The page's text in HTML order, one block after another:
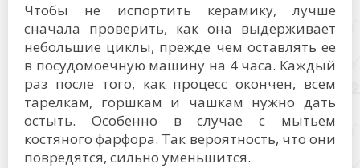
Чтобы не испортить керамику, лучше
сначала проверить, как она выдерживает
небольшие циклы, прежде чем оставлять ее
в посудомоечную машину на 4 часа. Каждый
раз после того, как процесс окончен, всем
тарелкам, горшкам и чашкам нужно дать
остыть. Особенно в случае с мытьем
костяного фарфора. Так вероятность, что они
повредятся, сильно уменьшится.